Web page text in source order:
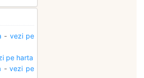
- vezi pe
pe harta
-vezi pe